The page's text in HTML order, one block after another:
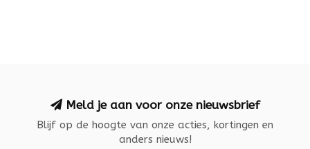
Meld je aan voor onze nieuwsbrief
Blijf op de hoogte van onze acties, kortingen en
anders nieuws!